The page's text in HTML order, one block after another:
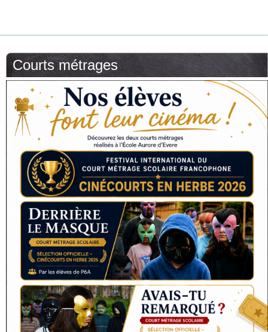
Courts métrages